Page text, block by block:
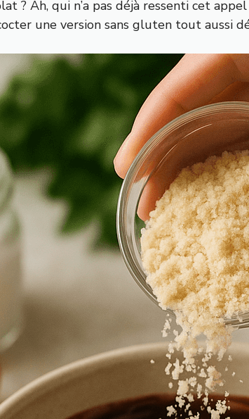
? Ah, qui n’a pas déjà ressenti cet
une version sans gluten tout aussi